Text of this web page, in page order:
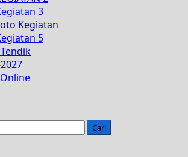
3
Kegiatan
5